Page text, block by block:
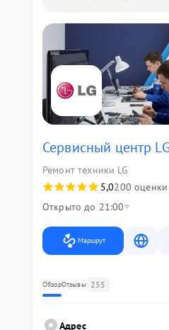
Сервисный центр
Ремонт техники LG
5,0200 оценки
Открыто до 21:00
Маршрут
ОбзорОтзывы 255
Адрес